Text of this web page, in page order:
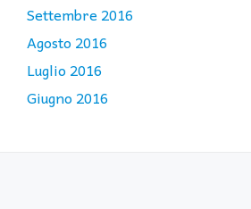
Settembre 2016
Agosto 2016
Luglio 2016
Giugno 2016